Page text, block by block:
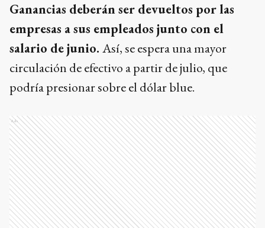
Ganancias deberán ser devueltos por las
empresas a sus empleados junto con el
salario de junio. Así, se espera una mayor
circulación de efectivo a partir de julio, que
podría presionar sobre el dólar blue.
Ads